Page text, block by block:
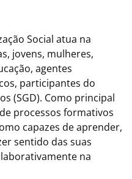
Social atua na
jovens, mulheres,
agentes
participantes do
(SGD). Como principal
processos formativos
capazes de aprender,
sentido das suas
na